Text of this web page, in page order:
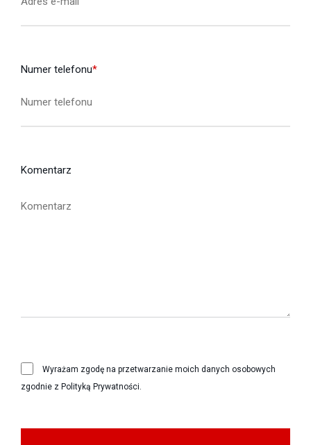
Numer telefonu*
Komentarz
Wyrażam zgodę na przetwarzanie moich danych osobowych
zgodnie z Polityką Prywatności.